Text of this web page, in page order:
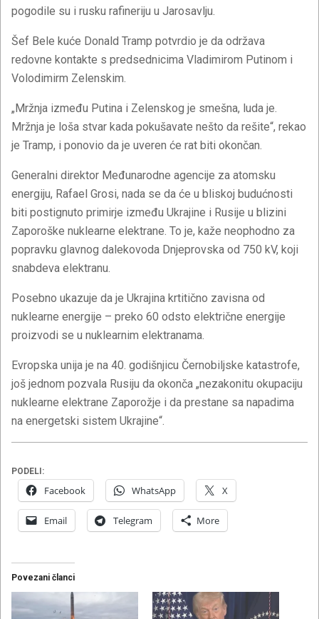
pogodile su i rusku rafineriju u Jarosavlju.
Šef Bele kuće Donald Tramp potvrdio je da održava
redovne kontakte s predsednicima Vladimirom Putinom i
Volodimirm Zelenskim.
„Mržnja između Putina i Zelenskog je smešna, luda je.
Mržnja je loša stvar kada pokušavate nešto da rešite“, rekao
je Tramp, i ponovio da je uveren će rat biti okončan.
Generalni direktor Međunarodne agencije za atomsku
energiju, Rafael Grosi, nada se da će u bliskoj budućnosti
biti postignuto primirje između Ukrajine i Rusije u blizini
Zaporoške nuklearne elektrane. To je, kaže neophodno za
popravku glavnog dalekovoda Dnjeprovska od 750 kV, koji
snabdeva elektranu.
Posebno ukazuje da je Ukrajina krtitično zavisna od
nuklearne energije – preko 60 odsto električne energije
proizvodi se u nuklearnim elektranama.
Evropska unija je na 40. godišnjicu Černobiljske katastrofe,
još jednom pozvala Rusiju da okonča „nezakonitu okupaciju
nuklearne elektrane Zaporožje i da prestane sa napadima
na energetski sistem Ukrajine“.
PODELI:
Facebook WhatsApp X
Email Telegram More
Povezani članci